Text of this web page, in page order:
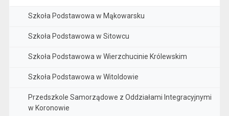
Szkoła Podstawowa w Mąkowarsku
Szkoła Podstawowa w Sitowcu
Szkoła Podstawowa w Wierzchucinie Królewskim
Szkoła Podstawowa w Witoldowie
Przedszkole Samorządowe z Oddziałami Integracyjnymi
w Koronowie